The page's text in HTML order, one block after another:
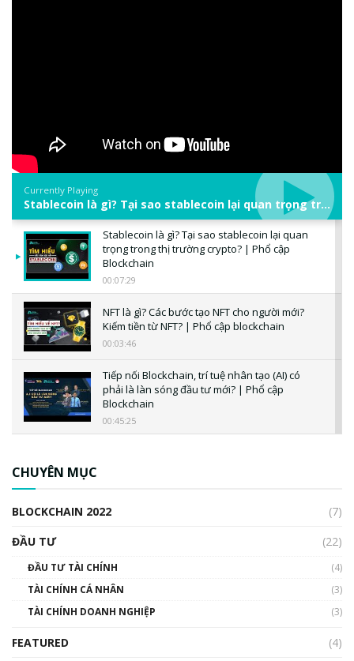
Currently Playing
Stablecoin là gì? Tại sao stablecoin lại quan trọng trong thị trường crypto? | Phổ cập Blockchain
Stablecoin là gì? Tại sao stablecoin lại quan
trọng trong thị trường crypto? | Phổ cập
Blockchain
00:07:29
NFT là gì? Các bước tạo NFT cho người mới?
Kiếm tiền từ NFT? | Phổ cập blockchain
00:03:46
Tiếp nối Blockchain, trí tuệ nhân tạo (AI) có
phải là làn sóng đầu tư mới? | Phổ cập
Blockchain
00:45:25
00:02:14
đến hệ sinh thái tiền mã hoá | Phổ cập
CHUYÊN MỤC
BLOCKCHAIN 2022
(7)
ĐẦU TƯ
(22)
ĐẦU TƯ TÀI CHÍNH
(4)
TÀI CHÍNH CÁ NHÂN
(3)
TÀI CHÍNH DOANH NGHIỆP
(3)
FEATURED
(4)